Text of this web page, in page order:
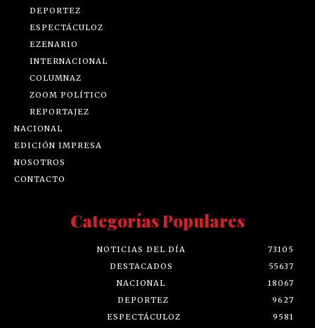
DEPORTEZ
ESPECTÁCULOZ
EZENARIO
INTERNACIONAL
COLUMNAZ
ZOOM POLÍTICO
REPORTAJEZ
NACIONAL
EDICIÓN IMPRESA
NOSOTROS
CONTACTO
Categorías Populares
NOTICIAS DEL DÍA
73105
DESTACADOS
55637
NACIONAL
18067
DEPORTEZ
9627
ESPECTÁCULOZ
9581